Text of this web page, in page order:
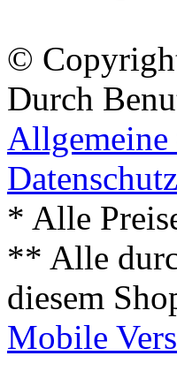
©
Durch
Allgemeine
* Alle
** Alle
diesem
Mobile